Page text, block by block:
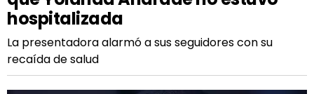
hospitalizada
La presentadora alarmó a sus seguidores con su
recaída de salud